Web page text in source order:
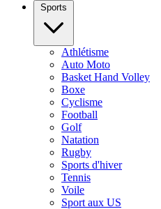
Sports
Athlétisme
Auto Moto
Basket Hand Volley
Boxe
Cyclisme
Football
Golf
Natation
Rugby
Sports d'hiver
Tennis
Voile
Sport aux US